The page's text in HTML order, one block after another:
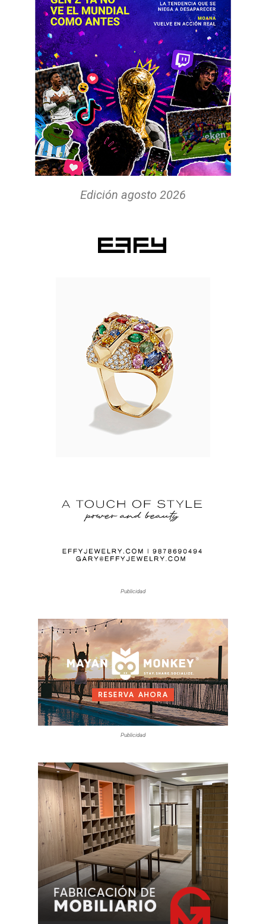
Edición agosto 2026
Publicidad
Publicidad